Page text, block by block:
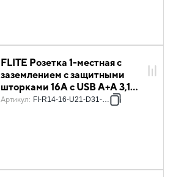
FLITE Розетка 1-местная с
заземлением с защитными
шторками 16А с USB A+A 3,1А
РСЮша11-0-ФлХ хаки IEK
Артикул: FI-R14-16-U21-D31-K59